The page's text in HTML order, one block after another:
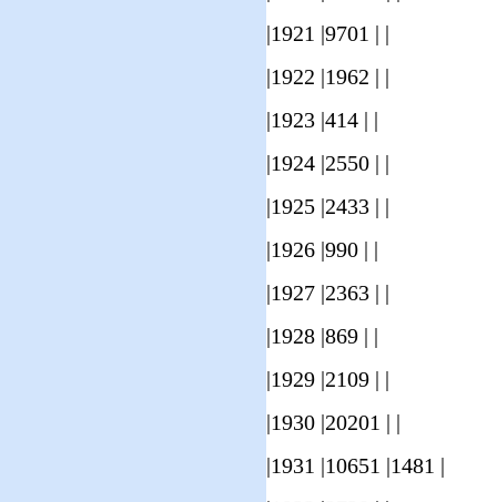
|1921 |9701 | |
|1922 |1962 | |
|1923 |414 | |
|1924 |2550 | |
|1925 |2433 | |
|1926 |990 | |
|1927 |2363 | |
|1928 |869 | |
|1929 |2109 | |
|1930 |20201 | |
|1931 |10651 |1481 |